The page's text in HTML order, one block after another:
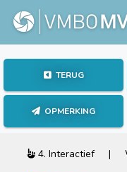
TERUG
OPMERKING
4. Interactief |